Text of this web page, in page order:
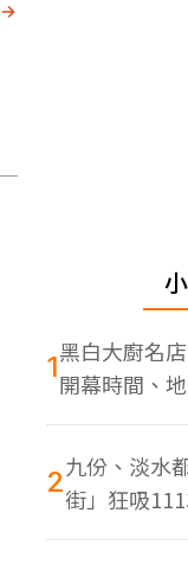
1黑白大廚名
開幕時間、
蝦
2九份、淡水
街」狂吸
色美食多